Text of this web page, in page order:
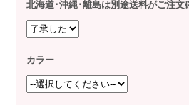
北海道･沖縄･離島は別途送料がご注
カラー